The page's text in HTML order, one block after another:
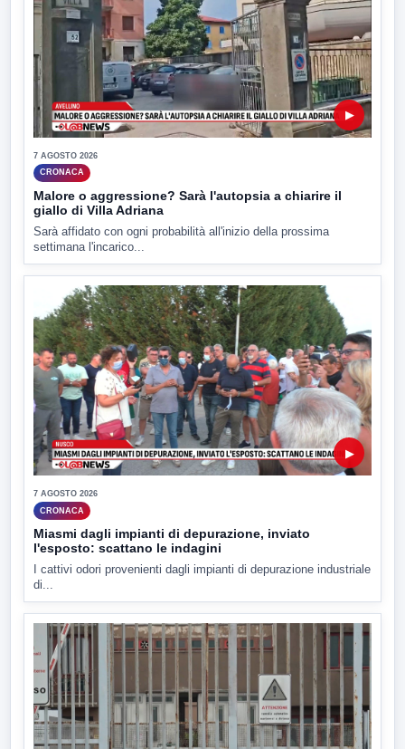
▶
7 AGOSTO 2026
CRONACA
Malore o aggressione? Sarà l'autopsia a chiarire il
giallo di Villa Adriana
Sarà affidato con ogni probabilità all'inizio della prossima
settimana l'incarico...
▶
7 AGOSTO 2026
CRONACA
Miasmi dagli impianti di depurazione, inviato
l'esposto: scattano le indagini
I cattivi odori provenienti dagli impianti di depurazione industriale
di...